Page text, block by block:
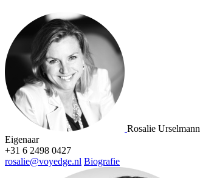
Rosalie Urselmann
Eigenaar
+31 6 2498 0427
rosalie@voyedge.nl Biografie